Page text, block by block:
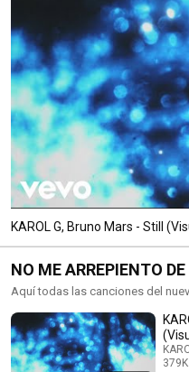
KAROL G, Bruno Mars - Still
NO ME ARREPIENTO
Aquí todas las canciones del